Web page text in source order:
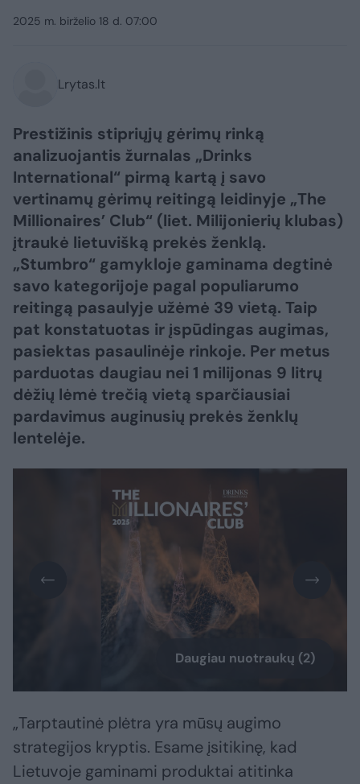
2025 m. birželio 18 d. 07:00
Lrytas.lt
Prestižinis stipriųjų gėrimų rinką
analizuojantis žurnalas „Drinks
International“ pirmą kartą į savo
vertinamų gėrimų reitingą leidinyje „The
Millionaires’ Club“ (liet. Milijonierių klubas)
įtraukė lietuvišką prekės ženklą.
„Stumbro“ gamykloje gaminama degtinė
savo kategorijoje pagal populiarumo
reitingą pasaulyje užėmė 39 vietą. Taip
pat konstatuotas ir įspūdingas augimas,
pasiektas pasaulinėje rinkoje. Per metus
parduotas daugiau nei 1 milijonas 9 litrų
dėžių lėmė trečią vietą sparčiausiai
pardavimus auginusių prekės ženklų
lentelėje.
Daugiau nuotraukų (2)
„Tarptautinė plėtra yra mūsų augimo
strategijos kryptis. Esame įsitikinę, kad
Lietuvoje gaminami produktai atitinka